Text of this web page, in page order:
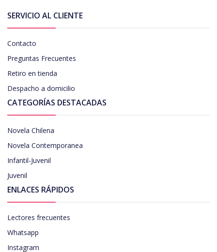
SERVICIO AL CLIENTE
Contacto
Preguntas Frecuentes
Retiro en tienda
Despacho a domicilio
CATEGORÍAS DESTACADAS
Novela Chilena
Novela Contemporanea
Infantil-Juvenil
Juvenil
ENLACES RÁPIDOS
Lectores frecuentes
Whatsapp
Instagram